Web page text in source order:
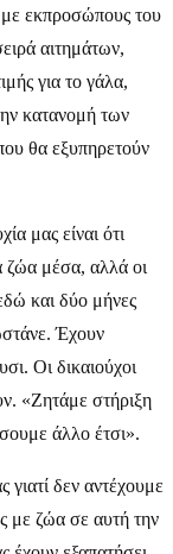
με εκπροσώπους του
αιτημάτων,
για το γάλα,
κατανομή των
θα εξυπηρετούν
μας είναι ότι
ζώα μέσα, αλλά οι
και δύο μήνες
Έχουν
Οι δικαιούχοι
«Ζητάμε στήριξη
άλλο έτσι».
δεν αντέχουμε
με ζώα σε αυτή την